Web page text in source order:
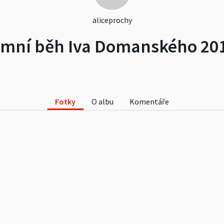
aliceprochy
běh Iva Domanského
Fotky O albu Komentáře